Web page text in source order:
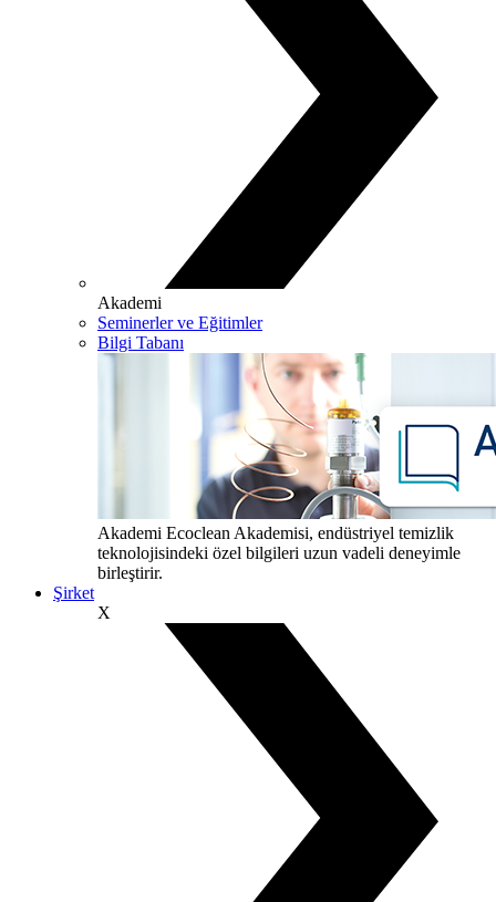
Akademi
Seminerler ve Eğitimler
Bilgi Tabanı
Akademi Ecoclean Akademisi, endüstriyel temizlik
teknolojisindeki özel bilgileri uzun vadeli deneyimle
birleştirir.
Şirket
X